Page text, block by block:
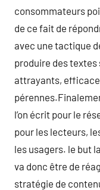
consommateurs
de ce fait de
avec une tactique
produire des
attrayants,
l’on écrit pour le
pour les lecteurs,
les usagers. le but
va donc être de
stratégie de